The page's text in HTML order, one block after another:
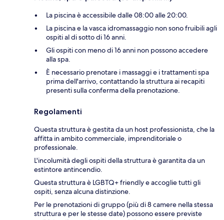
La piscina è accessibile dalle 08:00 alle 20:00.
La piscina e la vasca idromassaggio non sono fruibili agli
ospiti al di sotto di 16 anni.
Gli ospiti con meno di 16 anni non possono accedere
alla spa.
È necessario prenotare i massaggi e i trattamenti spa
prima dell'arrivo, contattando la struttura ai recapiti
presenti sulla conferma della prenotazione.
Regolamenti
Questa struttura è gestita da un host professionista, che la
affitta in ambito commerciale, imprenditoriale o
professionale.
L'incolumità degli ospiti della struttura è garantita da un
estintore antincendio.
Questa struttura è LGBTQ+ friendly e accoglie tutti gli
ospiti, senza alcuna distinzione.
Per le prenotazioni di gruppo (più di 8 camere nella stessa
struttura e per le stesse date) possono essere previste